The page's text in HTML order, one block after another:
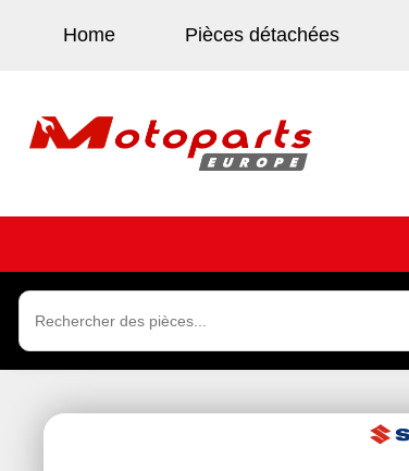
Home Pièces détachées